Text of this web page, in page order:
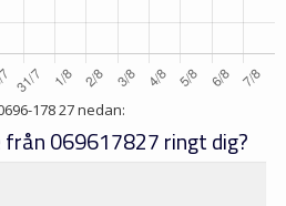
178 27nedan:
069617827 ringt dig?